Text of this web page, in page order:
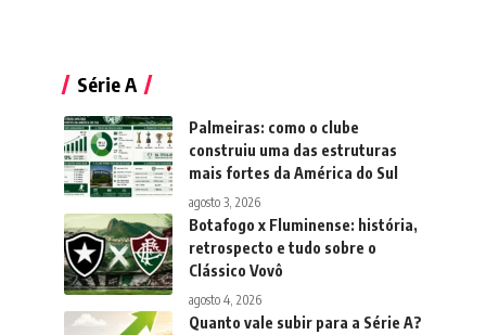
Série A
Palmeiras: como o clube
construiu uma das estruturas
mais fortes da América do Sul
agosto 3, 2026
Botafogo x Fluminense: história,
retrospecto e tudo sobre o
Clássico Vovô
agosto 4, 2026
Quanto vale subir para a Série A?